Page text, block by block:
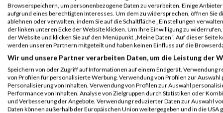
GPos = Geschlechter Position, KPos = Kategorie Position, TPos
Disqualifiziert
Browserspeichern, um personenbezogene Daten zu verarbeiten. Einige
aufgrund eines berechtigten Interesses. Um dem zu widersprechen, öffnen Sie
ablehnen oder verwalten, indem Sie auf die Schaltfläche „Einstellungen
der linken unteren Ecke der Website klicken. Um Ihre Einwilligung zu
der Website und klicken Sie auf den Menüpunkt „Meine Daten“. Auf dieser
werden unseren Partnern mitgeteilt und haben keinen Einfluss auf die
Wir und unsere Partner verarbeiten Daten, um die Leistung der
Speichern von oder Zugriff auf Informationen auf einem Endgerät. Verwendung
von Profilen für personalisierte Werbung. Verwendung von Profilen zur
Personalisierung von Inhalten. Verwendung von Profilen zur Auswahl
Performance von Inhalten. Analyse von Zielgruppen durch Statistiken oder
und Verbesserung der Angebote. Verwendung reduzierter Daten zur Auswahl
Daten können außerhalb der Europäischen Union weitergegeben und in die USA